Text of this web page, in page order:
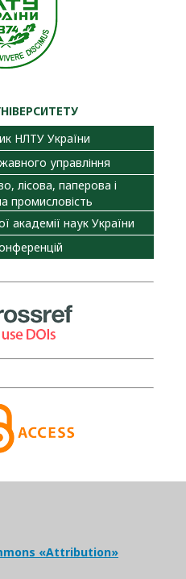
НЛТУ України
управління
лісова, паперова і
промисловість
академії наук України
«Attribution»